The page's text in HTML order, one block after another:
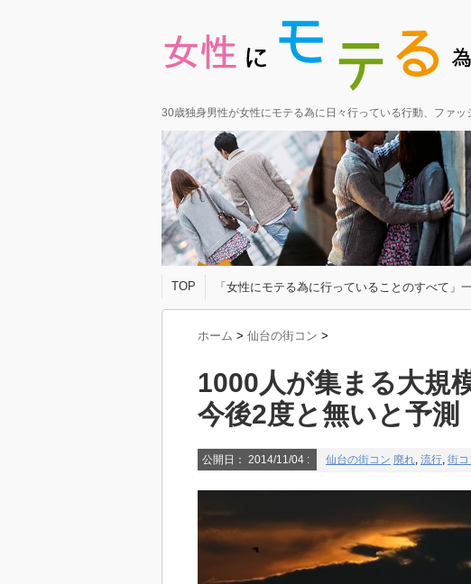
30歳独身男性が女性にモテる為に日々行っている行動、ファ
TOP 「女性にモテる為に行っていることのすべて」
ホーム > 仙台の街コン >
1000人が集まる大規
今後2度と無いと予測
公開日： 2014/11/04 : 仙台の街コン 廃れ, 流行, 街コ